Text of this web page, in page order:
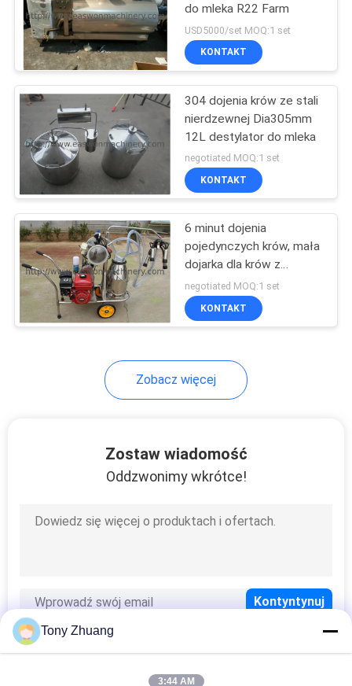
Tokarka do drewna
Kabina lakiernicza
do obróbki drewna
Frezarka do stawów
do mleka R22 Farm
USD5000/set MOQ:1 set
KONTAKT
304 dojenia krów ze stali
nierdzewnej Dia305mm
12L destylator do mleka
negotiated MOQ:1 set
KONTAKT
6 minut dojenia
pojedynczych krów, mała
dojarka dla krów z
silnikiem benzynowym
ISO
negotiated MOQ:1 set
KONTAKT
Zobacz więcej
Zostaw wiadomość
Oddzwonimy wkrótce!
Tony Zhuang
3:44 AM